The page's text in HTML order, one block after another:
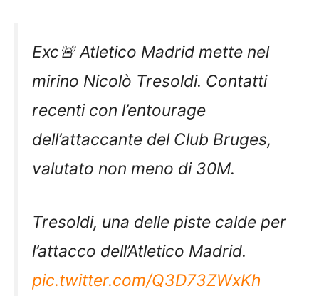
Exc🚨 Atletico Madrid mette nel
mirino Nicolò Tresoldi. Contatti
recenti con l’entourage
dell’attaccante del Club Bruges,
valutato non meno di 30M.
Tresoldi, una delle piste calde per
l’attacco dell’Atletico Madrid.
pic.twitter.com/Q3D73ZWxKh